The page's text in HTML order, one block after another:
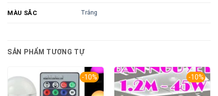
MÀU SẮC Trắng
SẢN PHẨM TƯƠNG TỰ
-10% -10%